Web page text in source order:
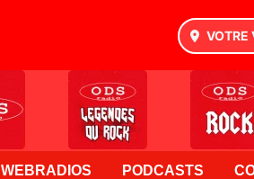
VOTRE
WEBRADIOS PODCASTS